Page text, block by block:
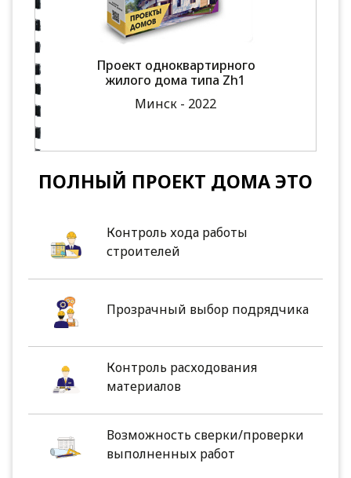
Проект одноквартирного
жилого дома типа Zh1
Минск - 2022
ПОЛНЫЙ ПРОЕКТ ДОМА ЭТО
Контроль хода работы
строителей
Прозрачный выбор подрядчика
Контроль расходования
материалов
Возможность сверки/проверки
выполненных работ